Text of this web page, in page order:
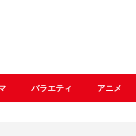
バラエティ アニメ